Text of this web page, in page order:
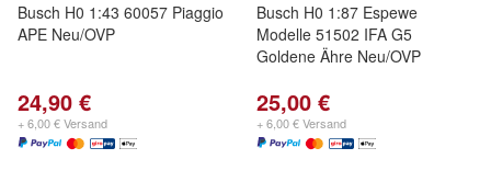
Busch H0 1:43 60057 Piaggio
APE Neu/OVP
24,90 €
+ 6,00 € Versand
Busch H0 1:87 Espewe
Modelle 51502 IFA G5
Goldene Ähre Neu/OVP
25,00 €
+ 6,00 € Versand